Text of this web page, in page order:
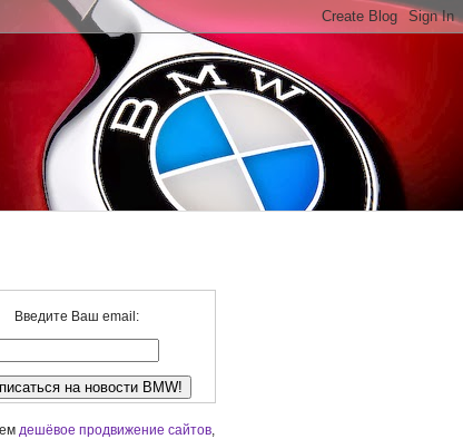
Введите Ваш email:
дешёвое продвижение сайтов,